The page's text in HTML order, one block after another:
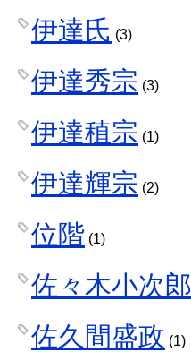
伊達氏 (3)
伊達秀宗 (3)
伊達稙宗 (1)
伊達輝宗 (2)
位階 (1)
佐々木小次郎
佐久間盛政 (1)